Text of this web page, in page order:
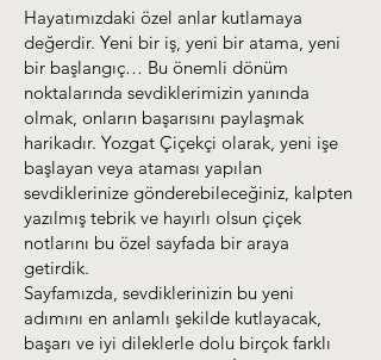
Hayatımızdaki özel anlar kutlamaya
değerdir. Yeni bir iş, yeni bir atama, yeni
bir başlangıç… Bu önemli dönüm
noktalarında sevdiklerimizin yanında
olmak, onların başarısını paylaşmak
harikadır. Yozgat Çiçekçi olarak, yeni işe
başlayan veya ataması yapılan
sevdiklerinize gönderebileceğiniz, kalpten
yazılmış tebrik ve hayırlı olsun çiçek
notlarını bu özel sayfada bir araya
getirdik.
Sayfamızda, sevdiklerinizin bu yeni
adımını en anlamlı şekilde kutlayacak,
başarı ve iyi dileklerle dolu birçok farklı